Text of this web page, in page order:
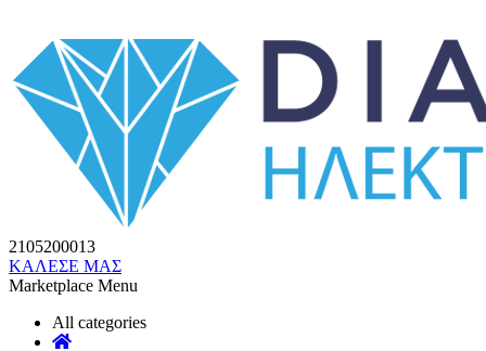
2105200013
ΚΑΛΕΣΕ ΜΑΣ
Marketplace Menu
All categories